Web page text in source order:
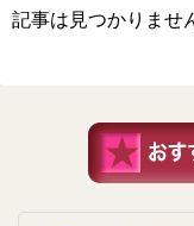
記事は見つかりませ